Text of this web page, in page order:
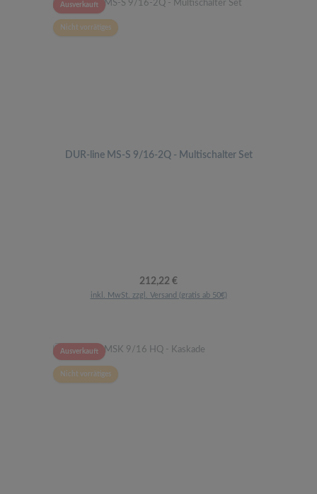
Ausverkauft
Nicht vorrätiges
DUR-line MS-S 9/16-2Q - Multischalter Set
Regulärer Preis:
212,22 €
inkl. MwSt. zzgl. Versand (gratis ab 50€)
Ausverkauft
Nicht vorrätiges